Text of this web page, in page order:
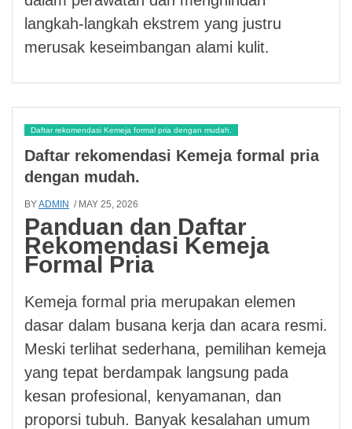
langkah-langkah ekstrem yang justru
merusak keseimbangan alami kulit.
Daftar rekomendasi Kemeja formal pria dengan mudah.
Daftar rekomendasi Kemeja formal pria
dengan mudah.
BYADMIN / MAY 25, 2026
Panduan dan Daftar
Rekomendasi Kemeja
Formal Pria
Kemeja formal pria merupakan elemen
dasar dalam busana kerja dan acara resmi.
Meski terlihat sederhana, pemilihan kemeja
yang tepat berdampak langsung pada
kesan profesional, kenyamanan, dan
proporsi tubuh. Banyak kesalahan umum